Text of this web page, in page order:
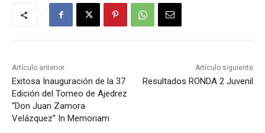
Artículo anterior
Exitosa Inauguración de la 37
Edición del Torneo de Ajedrez
“Don Juan Zamora
Velázquez” In Memoriam
Artículo siguiente
Resultados RONDA 2 Juvenil